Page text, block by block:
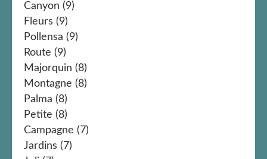
Canyon (9)
Fleurs (9)
Pollensa (9)
Route (9)
Majorquin (8)
Montagne (8)
Palma (8)
Petite (8)
Campagne (7)
Jardins (7)